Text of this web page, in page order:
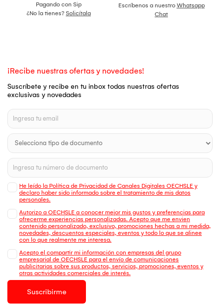
Pagando con Sip
¿No la tienes? Solicítala
Escríbenos a nuestro Whatsapp
Chat
¡Recibe nuestras ofertas y novedades!
Suscríbete y recibe en tu inbox todas nuestras ofertas
exclusivas y novedades
He leído la Política de Privacidad de Canales Digitales OECHSLE y
declaro haber sido informado sobre el tratamiento de mis datos
personales.
Autorizo a OECHSLE a conocer mejor mis gustos y preferencias para
ofrecerme experiencias personalizadas. Acepto que me envien
contenido personalizado, exclusivo, promociones hechas a mi medida,
novedades, descuentos especiales, eventos y todo lo que se alinee
con lo que realmente me interesa.
Acepto el compartir mi información con empresas del grupo
empresarial de OECHSLE para el envío de comunicaciones
publicitarias sobre sus productos, servicios, promociones, eventos y
otras actividades comerciales de interés.
Suscribirme